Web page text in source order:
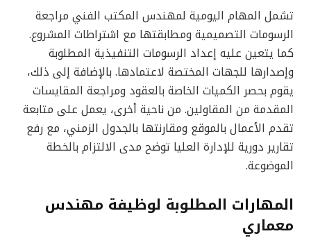
تشمل المهام اليومية لمهندس المكتب الفني مراجعة
الرسومات التصميمية ومطابقتها مع اشتراطات المشروع.
كما يتعين عليه إعداد الرسومات التنفيذية المطلوبة
وإصدارها للجهات المختصة لاعتمادها. بالإضافة إلى ذلك،
يقوم بحصر الكميات الخاصة بالعقود ومراجعة المقايسات
المقدمة من المقاولين. من ناحية أخرى، يعمل على متابعة
تقدم الأعمال بالموقع ومقارنتها بالجدول الزمني، مع رفع
تقارير دورية للإدارة العليا توضح مدى الالتزام بالخطة
الموضوعة.
المهارات المطلوبة لوظيفة مهندس
معماري